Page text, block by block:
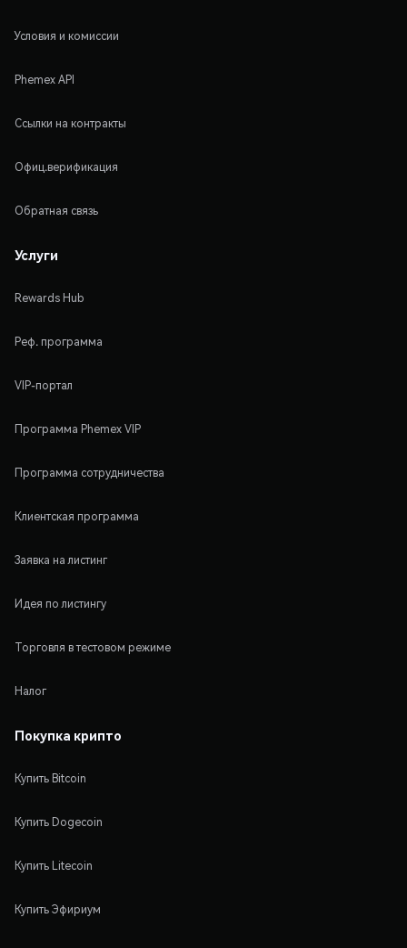
Условия и комиссии
Phemex API
Ссылки на контракты
Офиц.верификация
Обратная связь
Услуги
Rewards Hub
Реф. программа
VIP-портал
Программа Phemex VIP
Программа сотрудничества
Клиентская программа
Заявка на листинг
Идея по листингу
Торговля в тестовом режиме
Налог
Покупка крипто
Купить Bitcoin
Купить Dogecoin
Купить Litecoin
Купить Эфириум